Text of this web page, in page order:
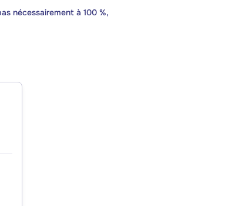
nécessairement à 100 %,